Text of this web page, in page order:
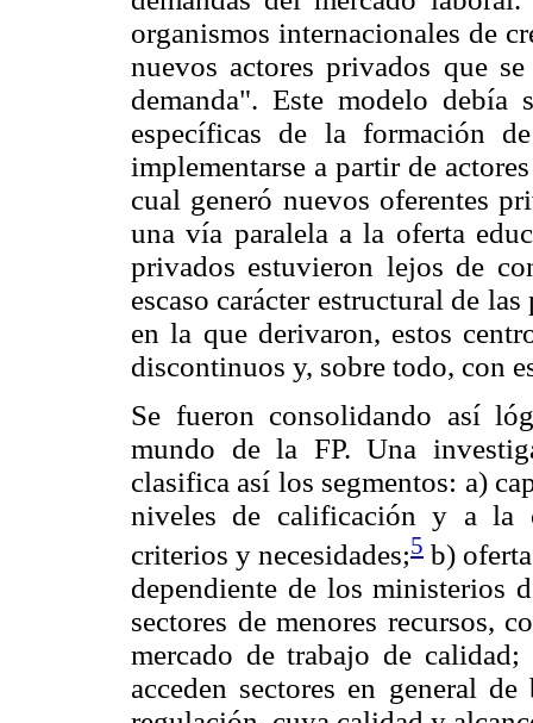
organismos internacionales de
nuevos actores privados que
demanda". Este modelo debía
específicas de la formación
implementarse a partir de
cual generó nuevos oferentes
una vía paralela a la oferta
privados estuvieron lejos de
escaso carácter estructural de
en la que derivaron, estos
discontinuos y, sobre todo, con
Se fueron consolidando así
mundo de la FP. Una
clasifica así los segmentos: a)
niveles de calificación y a la
criterios y necesidades;5 b)
dependiente de los ministerios
sectores de menores recursos,
mercado de trabajo de
acceden sectores en general